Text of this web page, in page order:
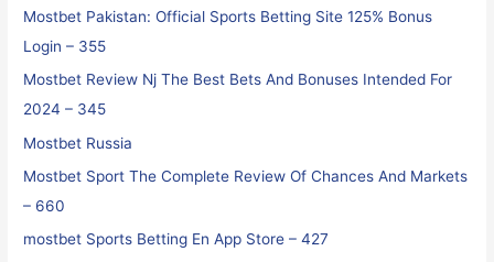
Mostbet Pakistan: Official Sports Betting Site 125% Bonus
Login – 355
Mostbet Review Nj The Best Bets And Bonuses Intended For
2024 – 345
Mostbet Russia
Mostbet Sport The Complete Review Of Chances And Markets
– 660
‎mostbet Sports Betting En App Store – 427